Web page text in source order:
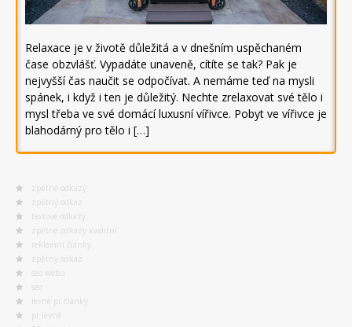
Relaxace je v životě důležitá a v dnešním uspěchaném
čase obzvlášť. Vypadáte unaveně, cítíte se tak? Pak je
nejvyšší čas naučit se odpočívat. A nemáme teď na mysli
spánek, i když i ten je důležitý. Nechte zrelaxovat své tělo i
mysl třeba ve své domácí luxusní vířivce. Pobyt ve vířivce je
blahodárný pro tělo i […]
zpětné odkazy
zpětný odkaz
textové odkazy
zpětné odkazy kvalitní
reklamní články
zpětný odkaz
seo webu
seo
levné pr články
pr levně